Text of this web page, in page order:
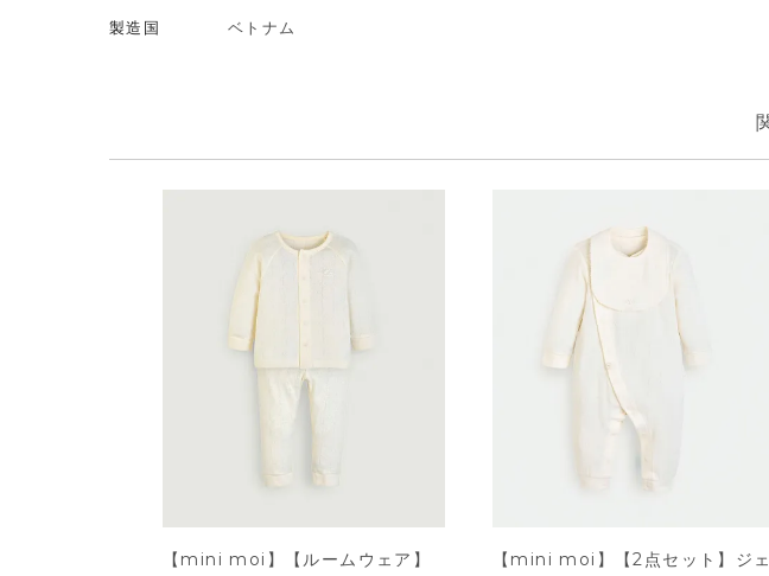
製造国 ベトナム
【mini moi】【ルームウェア】
【mini moi】【2点セット】ジェ